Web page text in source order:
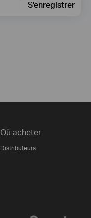
S'enregistrer
Où acheter
Distributeurs